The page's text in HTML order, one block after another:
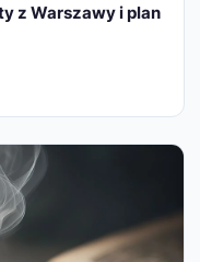
z Warszawy i plan